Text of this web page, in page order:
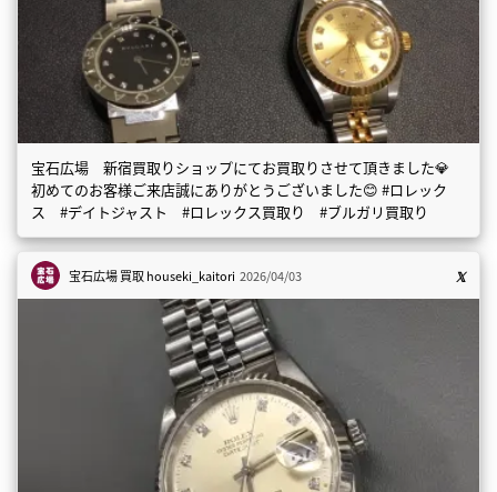
宝石広場 新宿買取りショップにてお買取りさせて頂きました💎
初めてのお客様ご来店誠にありがとうございました😊 #ロレック
ス #デイトジャスト #ロレックス買取り #ブルガリ買取り
宝石広場 買取houseki_kaitori 2026/04/03